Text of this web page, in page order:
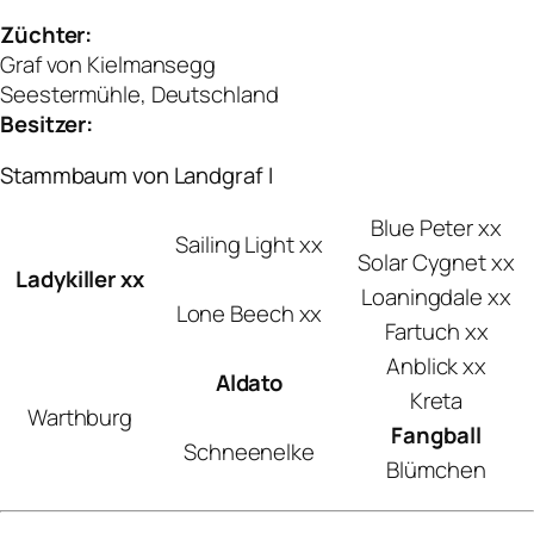
Züchter:
Graf von Kielmansegg
Seestermühle, Deutschland
Besitzer:
Stammbaum von Landgraf I
Ladykiller xx
Sailing Light xx
Blue Peter xx
Solar Cygnet xx
Lone Beech xx
Loaningdale xx
Fartuch xx
Warthburg
Aldato
Anblick xx
Kreta
Schneenelke
Fangball
Blümchen